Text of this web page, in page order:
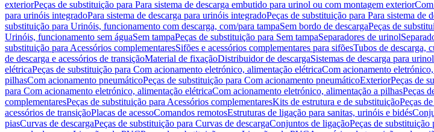
exteriorPeças de substituição para Para sistema de descarga embutido para urinol ou com montagem exterior
para urinóis integradoPara sistema de descarga para urinóis integradoPeças de substituição para Para sistema de
substituição para Urinóis, funcionamento com descarga, com/para tampaSem bordo de descargaPeças de
Urinóis, funcionamento sem águaSem tampaPeças de substituição para Sem tampaSeparadores de urinol
substituição para Acessórios complementaresSifões e acessórios complementares para sifõesTubos de descarga,
de descarga e acessórios de transiçãoMaterial de fixaçãoDistribuidor de descargaSistemas de descarga para urinol
elétricaPeças de substituição para Com acionamento eletrónico, alimentação elétricaCom acionamento
pilhasCom acionamento pneumáticoPeças de substituição para Com acionamento pneumáticoExteriorPeças de
para Com acionamento eletrónico, alimentação elétricaCom acionamento eletrónico, alimentação a pilhasPeças
complementaresPeças de substituição para Acessórios complementaresKits de estrutura e de substituiçãoPeças
acessórios de transiçãoPlacas de acessoComandos remotosEstruturas de ligação para sanitas, urinóis e bidés
piasCurvas de descargaPeças de substituição para Curvas de descargaConjuntos de ligaçãoPeças de